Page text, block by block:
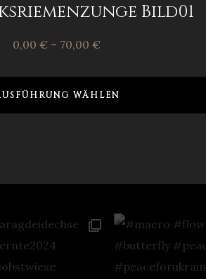
Bild01
0,00 € – 70,00 €
WÄHLEN